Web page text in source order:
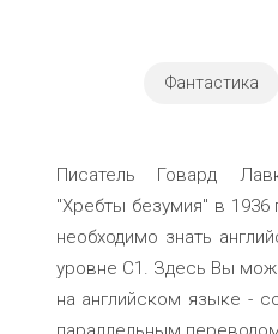
Фантастика
Писатель Говард
"Хребты безумия" в 1936
необходимо знать
уровне C1. Здесь Вы
на английском языке -